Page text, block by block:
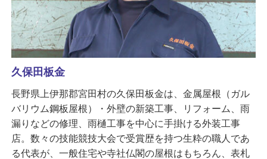
久保田板金
長野県上伊那郡宮田村の久保田板金は、金属屋根（ガル
バリウム鋼板屋根）・外壁の新築工事、リフォーム、雨
漏りなどの修理、雨樋工事を中心に手掛ける外装工事
店。数々の技能競技大会で受賞歴を持つ生粋の職人であ
る代表が、一般住宅や寺社仏閣の屋根はもちろん、表札